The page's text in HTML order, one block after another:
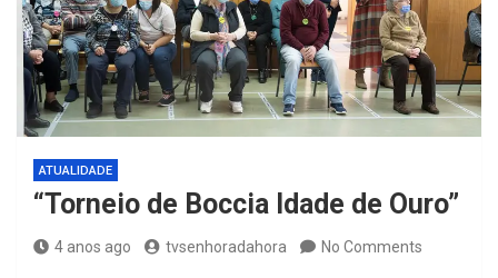
ATUALIDADE
“Torneio de Boccia Idade de Ouro”
4 anos ago tvsenhoradahora No Comments